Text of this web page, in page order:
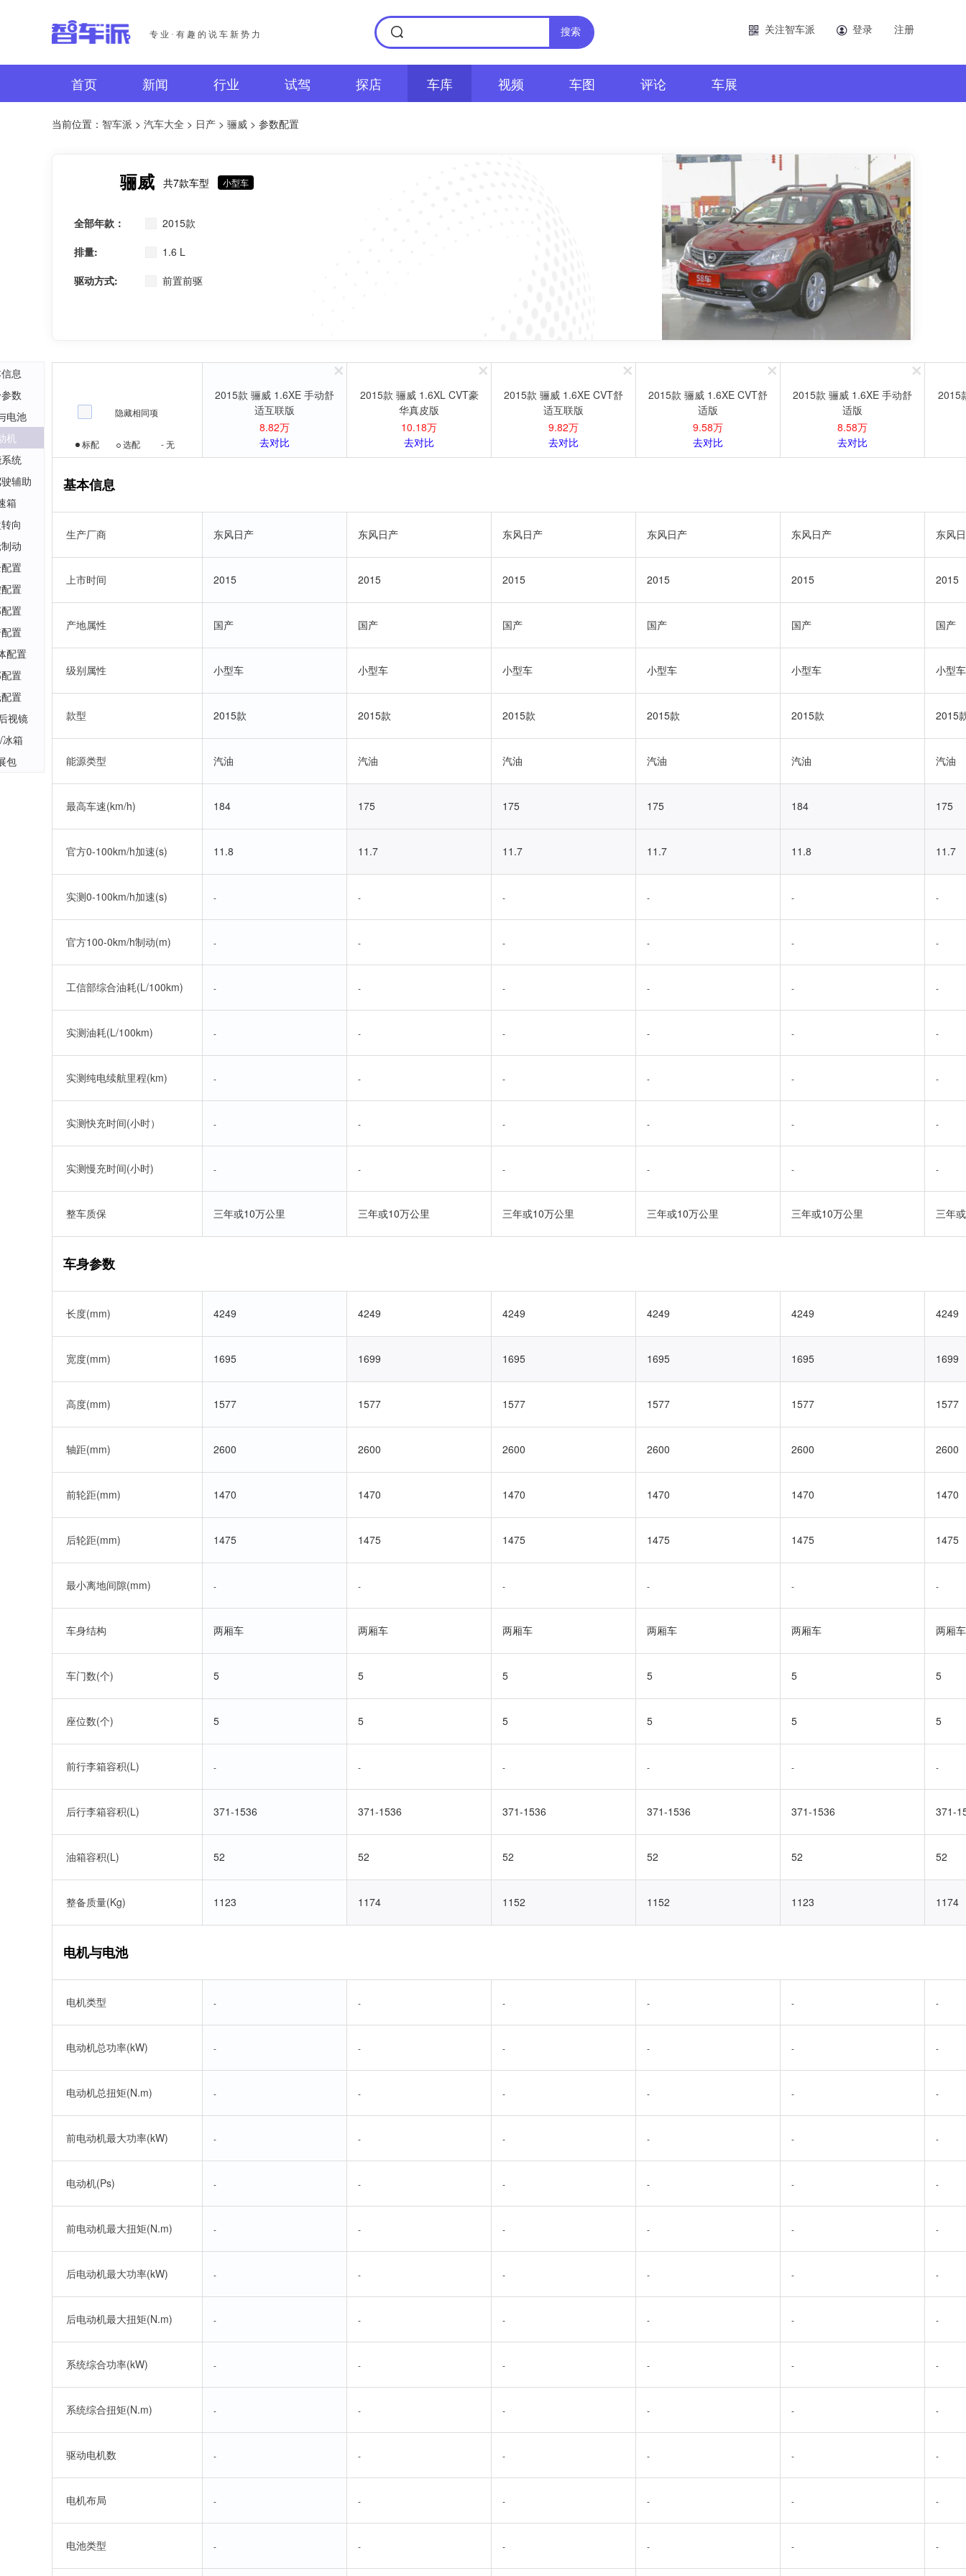
专业·有趣的说车新势力 搜索 关注智车派 登录 注册
首页 新闻 行业 试驾 探店 车库 视频 车图 评论 车展
当前位置： 智车派 > 汽车大全 > 日产 > 骊威 > 参数配置
骊威 共7款车型 小型车
全部年款：
2015款
排量:
1.6 L
驱动方式:
前置前驱
隐藏相同项
标配 选配 -无
2015款 骊威 1.6XE 手动舒
适互联版
8.82万
去对比
2015款 骊威 1.6XL CVT豪
华真皮版
10.18万
去对比
2015款 骊威 1.6XE CVT舒
适互联版
9.82万
去对比
2015款 骊威 1.6XE CVT舒
适版
9.58万
去对比
2015款 骊威 1.6XE 手动舒
适版
8.58万
去对比
2015
基本信息
生产厂商 东风日产 东风日产 东风日产 东风日产 东风日产 东风
上市时间 2015 2015 2015 2015 2015 2015
产地属性 国产 国产 国产 国产 国产 国产
级别属性 小型车 小型车 小型车 小型车 小型车 小型车
款型 2015款 2015款 2015款 2015款 2015款 2015
能源类型 汽油 汽油 汽油 汽油 汽油 汽油
最高车速(km/h) 184 175 175 175 184 175
官方0-100km/h加速(s) 11.8 11.7 11.7 11.7 11.8 11.7
实测0-100km/h加速(s) - - - - - -
官方100-0km/h制动(m) - - - - - -
工信部综合油耗(L/100km) - - - - - -
实测油耗(L/100km) - - - - - -
实测纯电续航里程(km) - - - - - -
实测快充时间(小时） - - - - - -
实测慢充时间(小时) - - - - - -
整车质保 三年或10万公里 三年或10万公里 三年或10万公里 三年或10万公里 三年或10万公里 三年
车身参数
长度(mm) 4249 4249 4249 4249 4249 4249
宽度(mm) 1695 1699 1695 1695 1695 1699
高度(mm) 1577 1577 1577 1577 1577 1577
轴距(mm) 2600 2600 2600 2600 2600 2600
前轮距(mm) 1470 1470 1470 1470 1470 1470
后轮距(mm) 1475 1475 1475 1475 1475 1475
最小离地间隙(mm) - - - - - -
车身结构 两厢车 两厢车 两厢车 两厢车 两厢车 两厢车
车门数(个) 5 5 5 5 5 5
座位数(个) 5 5 5 5 5 5
前行李箱容积(L) - - - - - -
后行李箱容积(L) 371-1536 371-1536 371-1536 371-1536 371-1536 371-
油箱容积(L) 52 52 52 52 52 52
整备质量(Kg) 1123 1174 1152 1152 1123 1174
电机与电池
电机类型 - - - - - -
电动机总功率(kW) - - - - - -
电动机总扭矩(N.m) - - - - - -
前电动机最大功率(kW) - - - - - -
电动机(Ps) - - - - - -
前电动机最大扭矩(N.m) - - - - - -
后电动机最大功率(kW) - - - - - -
后电动机最大扭矩(N.m) - - - - - -
系统综合功率(kW) - - - - - -
系统综合扭矩(N.m) - - - - - -
驱动电机数 - - - - - -
电机布局 - - - - - -
电池类型 - - - - - -
息
数
电池
机
统
辅助
箱
向
动
置
置
置
置
配置
置
置
视镜
冰箱
包